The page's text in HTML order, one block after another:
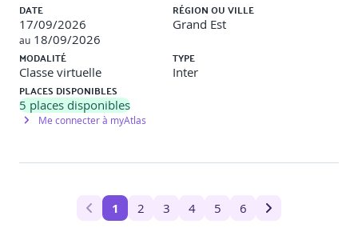
DATE
17/09/2026
au 18/09/2026
RÉGION OU VILLE
Grand Est
MODALITÉ
Classe virtuelle
TYPE
Inter
PLACES DISPONIBLES
5 places disponibles
Me connecter à myAtlas
1 2 3 4 5 6